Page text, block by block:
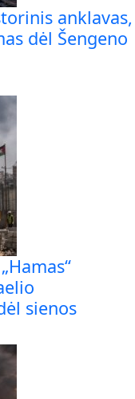
anklavas,
dėl Šengeno
sienos